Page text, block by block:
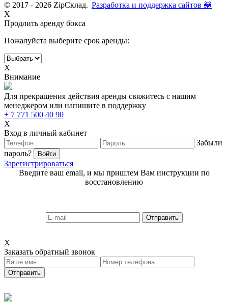
© 2017 - 2026 ZipСклад. Разработка и поддержка сайтов 🦝
X
Продлить аренду бокса
Пожалуйста выберите срок аренды:
X
Внимание
Для прекращения действия аренды свяжитесь с нашим
менеджером или напишите в поддержку
+ 7 771 500 40 90
X
Вход в личный кабинет
Забыли
пароль?
Зарегистрироваться
Введите ваш email, и мы пришлем Вам инструкции по
восстановлению
X
Заказать обратный звонок